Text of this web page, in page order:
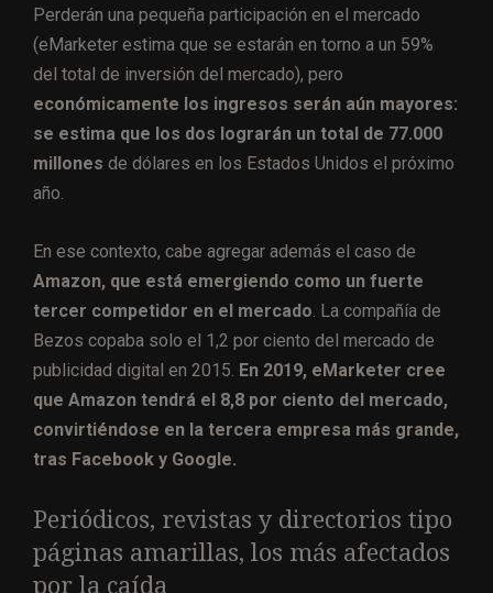
Perderán una pequeña participación en el mercado
(eMarketer estima que se estarán en torno a un 59%
del total de inversión del mercado), pero
económicamente los ingresos serán aún mayores:
se estima que los dos lograrán un total de 77.000
millones de dólares en los Estados Unidos el próximo
año.
En ese contexto, cabe agregar además el caso de
Amazon, que está emergiendo como un fuerte
tercer competidor en el mercado. La compañía de
Bezos copaba solo el 1,2 por ciento del mercado de
publicidad digital en 2015. En 2019, eMarketer cree
que Amazon tendrá el 8,8 por ciento del mercado,
convirtiéndose en la tercera empresa más grande,
tras Facebook y Google.
Periódicos, revistas y directorios tipo
páginas amarillas, los más afectados
por la caída